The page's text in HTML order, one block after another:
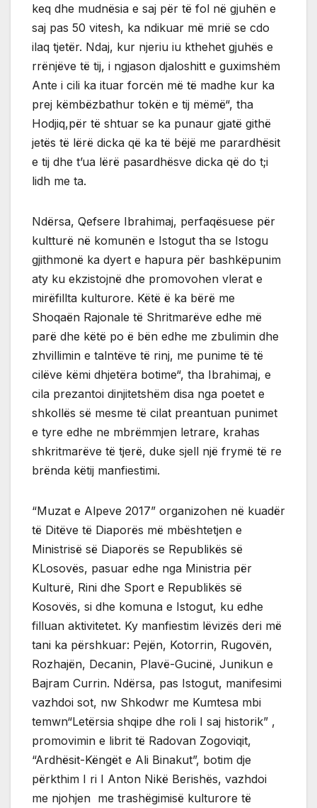
keq dhe mudnësia e saj për të fol në gjuhën e
saj pas 50 vitesh, ka ndikuar më mrië se cdo
ilaq tjetër. Ndaj, kur njeriu iu kthehet gjuhës e
rrënjëve të tij, i ngjason djaloshitt e guximshëm
Ante i cili ka ituar forcën më të madhe kur ka
prej këmbëzbathur tokën e tij mëmë“, tha
Hodjiq,për të shtuar se ka punaur gjatë githë
jetës të lërë dicka që ka të bëjë me parardhësit
e tij dhe t’ua lërë pasardhësve dicka që do t;i
lidh me ta.
Ndërsa, Qefsere Ibrahimaj, perfaqësuese për
kultturë në komunën e Istogut tha se Istogu
gjithmonë ka dyert e hapura për bashkëpunim
aty ku ekzistojnë dhe promovohen vlerat e
mirëfillta kulturore. Këtë ë ka bërë me
Shoqaën Rajonale të Shritmarëve edhe më
parë dhe këtë po ë bën edhe me zbulimin dhe
zhvillimin e talntëve të rinj, me punime të të
cilëve këmi dhjetëra botime“, tha Ibrahimaj, e
cila prezantoi dinjitetshëm disa nga poetet e
shkollës së mesme të cilat preantuan punimet
e tyre edhe ne mbrëmmjen letrare, krahas
shkritmarëve të tjerë, duke sjell një frymë të re
brënda këtij manfiestimi.
“Muzat e Alpeve 2017” organizohen në kuadër
të Ditëve të Diaporës më mbështetjen e
Ministrisë së Diaporës se Republikës së
KLosovës, pasuar edhe nga Ministria për
Kulturë, Rini dhe Sport e Republikës së
Kosovës, si dhe komuna e Istogut, ku edhe
filluan aktivitetet. Ky manfiestim lëvizës deri më
tani ka përshkuar: Pejën, Kotorrin, Rugovën,
Rozhajën, Decanin, Plavë-Gucinë, Junikun e
Bajram Currin. Ndërsa, pas Istogut, manifesimi
vazhdoi sot, nw Shkodwr me Kumtesa mbi
temwn“Letërsia shqipe dhe roli I saj historik” ,
promovimin e librit të Radovan Zogoviqit,
“Ardhësit-Këngët e Ali Binakut”, botim dje
përkthim I ri I Anton Nikë Berishës, vazhdoi
me njohjen me trashëgimisë kulturore të